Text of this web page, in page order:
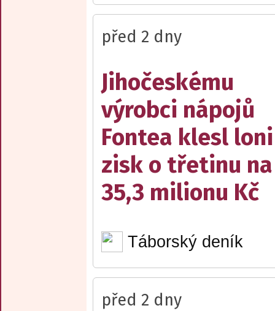
před 2 dny
Jihočeskému
výrobci nápojů
Fontea klesl loni
zisk o třetinu na
35,3 milionu Kč
Táborský deník
před 2 dny